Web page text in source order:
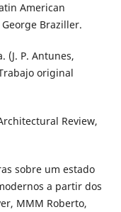
American
Braziller.
(J. P. Antunes,
original
Review,
sobre um estado
a partir dos
MMM Roberto,